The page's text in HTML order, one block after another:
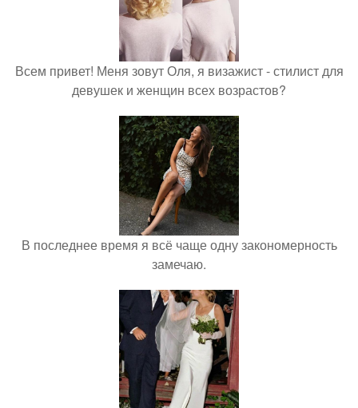
Всем привет! Меня зовут Оля, я визажист - стилист для
девушек и женщин всех возрастов?
В последнее время я всё чаще одну закономерность
замечаю.